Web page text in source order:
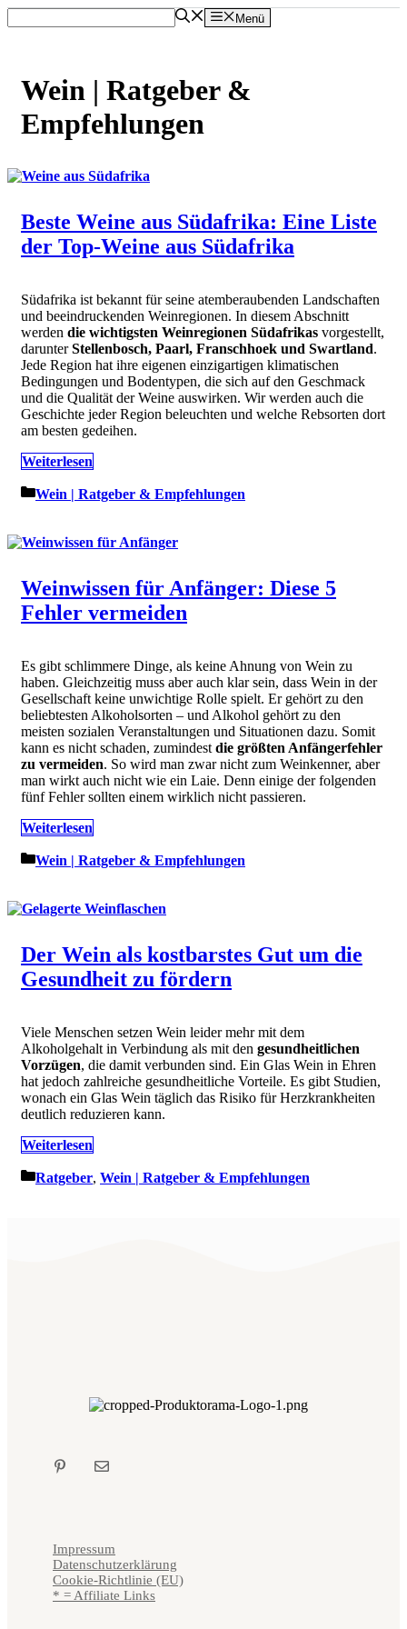
Zum
Inhalt
Menü
Wein | Ratgeber &
Empfehlungen
Beste Weine aus Südafrika: Eine Liste
der Top-Weine aus Südafrika
Südafrika ist bekannt für seine atemberaubenden Landschaften
und beeindruckenden Weinregionen. In diesem Abschnitt
werden die wichtigsten Weinregionen Südafrikas vorgestellt,
darunterStellenbosch, Paarl, Franschhoek und Swartland.
Jede Region hat ihre eigenen einzigartigen klimatischen
Bedingungen und Bodentypen, die sich auf den Geschmack
und die Qualität der Weine auswirken. Wir werden auch die
Geschichte jeder Region beleuchten und welche Rebsorten dort
am besten gedeihen.
Weiterlesen
Kategorien
Wein | Ratgeber & Empfehlungen
Weinwissen für Anfänger: Diese 5
Fehler vermeiden
Es gibt schlimmere Dinge, als keine Ahnung von Wein zu
haben. Gleichzeitig muss aber auch klar sein, dass Wein in der
Gesellschaft keine unwichtige Rolle spielt. Er gehört zu den
beliebtesten Alkoholsorten – und Alkohol gehört zu den
meisten sozialen Veranstaltungen und Situationen dazu. Somit
kann es nicht schaden, zumindest die größten Anfängerfehler
zu vermeiden. So wird man zwar nicht zum Weinkenner, aber
man wirkt auch nicht wie ein Laie. Denn einige der folgenden
fünf Fehler sollten einem wirklich nicht passieren.
Weiterlesen
Kategorien
Wein | Ratgeber & Empfehlungen
Der Wein als kostbarstes Gut um die
Gesundheit zu fördern
Viele Menschen setzen Wein leider mehr mit dem
Alkoholgehalt in Verbindung als mit den gesundheitlichen
Vorzügen, die damit verbunden sind. Ein Glas Wein in Ehren
hat jedoch zahlreiche gesundheitliche Vorteile. Es gibt Studien,
wonach ein Glas Wein täglich das Risiko für Herzkrankheiten
deutlich reduzieren kann.
Weiterlesen
Kategorien
Ratgeber, Wein | Ratgeber & Empfehlungen
Impressum
Datenschutzerklärung
Cookie-Richtlinie (EU)
* = Affiliate Links